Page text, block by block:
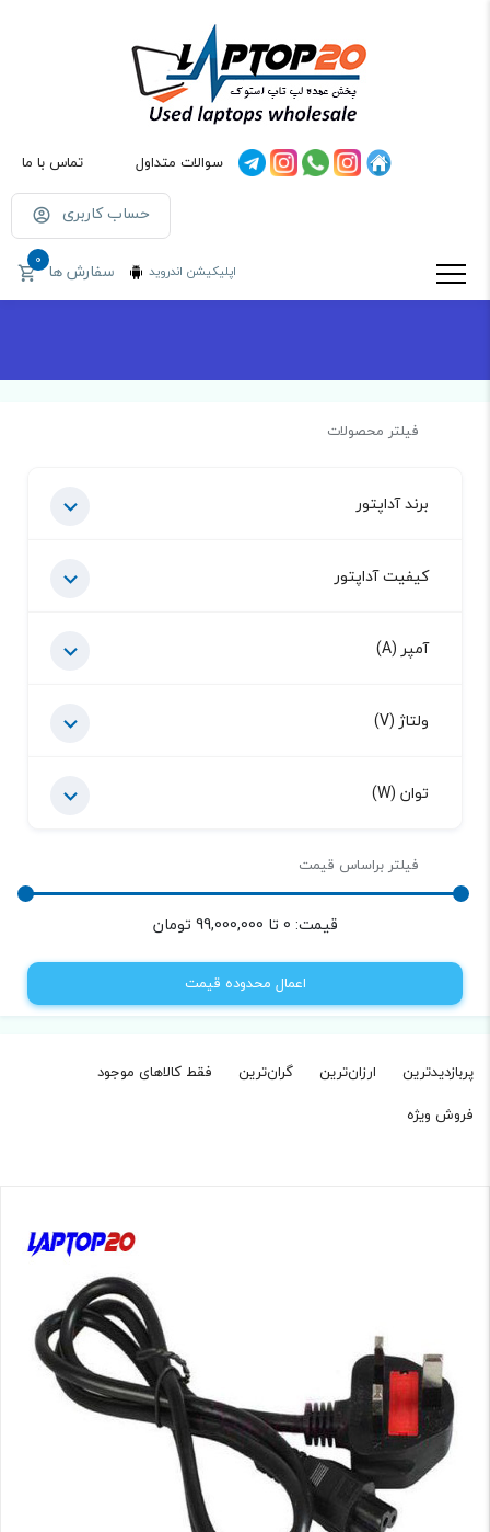
سوالات متداول تماس با ما
حساب کاربری
اپلیکیشن اندروید سفارش ها 0
فیلتر محصولات
برند آداپتور
کیفیت آداپتور
آمپر (A)
ولتاژ (V)
توان (W)
فیلتر براساس قیمت
قیمت: 0 تا 99,000,000 تومان
اعمال محدوده قیمت
پربازدیدترین ارزان‌ترین گران‌ترین
فقط کالاهای موجود‌
فروش ویژه